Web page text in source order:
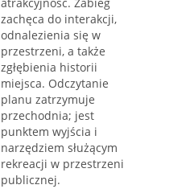
atrakcyjność. Zabieg
zachęca do interakcji,
odnalezienia się w
przestrzeni, a także
zgłębienia historii
miejsca. Odczytanie
planu zatrzymuje
przechodnia; jest
punktem wyjścia i
narzędziem służącym
rekreacji w przestrzeni
publicznej.